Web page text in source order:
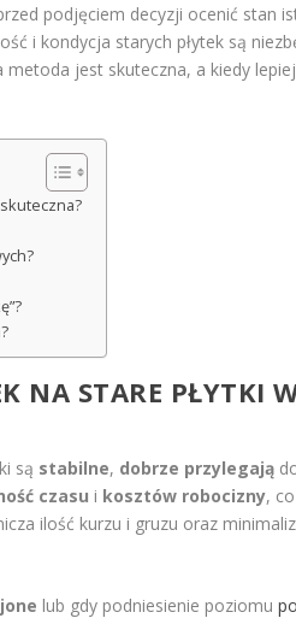
podjęciem decyzji ocenić stan
i kondycja starych płytek są
jest skuteczna, a kiedy
NA STARE PŁYTKI
są stabilne, dobrze przylegają
czasu i kosztów robocizny,
ilość kurzu i gruzu oraz
lub gdy podniesienie poziomu